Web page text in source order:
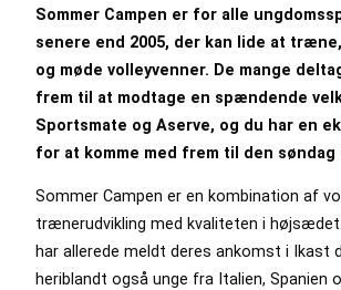
Sommer Campen er for alle
senere end 2005, der kan lide at
og møde volleyvenner. De mange
frem til at modtage en spændende
Sportsmate og Aserve, og du har en
for at komme med frem til den søndag
Sommer Campen er en kombination af
trænerudvikling med kvaliteten i
har allerede meldt deres ankomst i Ikast
heriblandt også unge fra Italien, Spanien